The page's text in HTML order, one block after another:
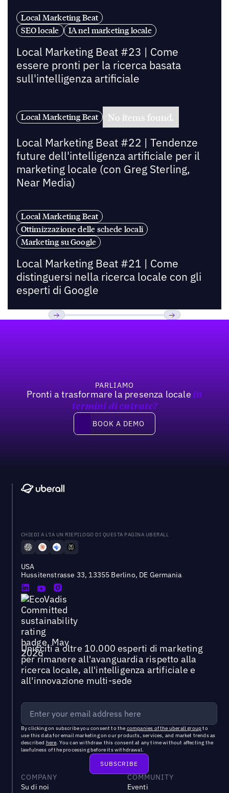
Local Marketing Beat
SEO locale
IA nel marketing locale
Local Marketing Beat #23 | Come
essere pronti per la ricerca basata
sull'intelligenza artificiale
Local Marketing Beat No items found.
Local Marketing Beat #22 | Tendenze
future dell'intelligenza artificiale per il
marketing locale (con Greg Sterling,
Near Media)
Local Marketing Beat
Ottimizzazione delle schede locali
Marketing su Google
Local Marketing Beat #21 | Come
distinguersi nella ricerca locale con gli
esperti di Google
PARLIAMO
Pronti a trasformare la presenza locale In
termini di entrate?
Book a demo
BOOK A DEMO
CHIEDI A L'IA UN RIEPILOGO DI QUESTA PAGINA UBERALL
USA
Hussitenstrasse 33, 13355 Berlino, DE Germania
Unisciti a oltre 10.000 esperti di marketing
per rimanere all'avanguardia rispetto alla
ricerca locale, all'intelligenza artificiale e
all'innovazione multi-sede
By clicking on subscribe you consent to the companies of the uberall groupto
use this data for email marketing on our products, services, and market trends as
described here. You can withdraw this consent at any time without affecting the
lawfulness of the processing before its withdrawal.
COMPANY
Su di noi
COMMUNITY
Eventi